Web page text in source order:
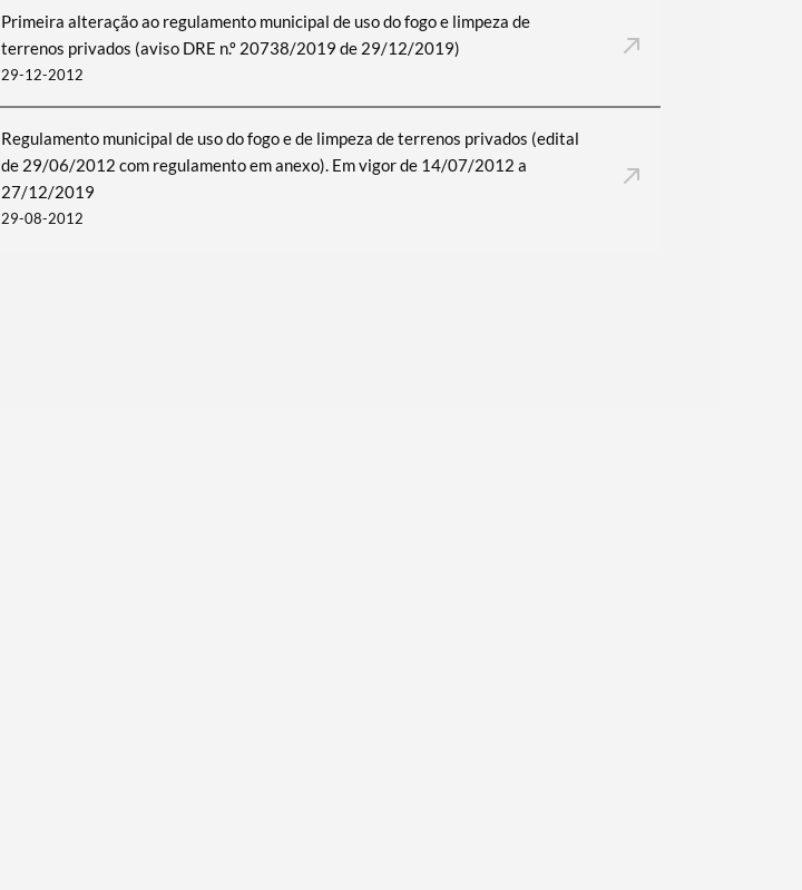
Primeira alteração ao regulamento municipal de uso do fogo e limpeza de
terrenos privados (aviso DRE n.º 20738/2019 de 29/12/2019)
29-12-2012
Regulamento municipal de uso do fogo e de limpeza de terrenos privados (edital
de 29/06/2012 com regulamento em anexo). Em vigor de 14/07/2012 a
27/12/2019
29-08-2012